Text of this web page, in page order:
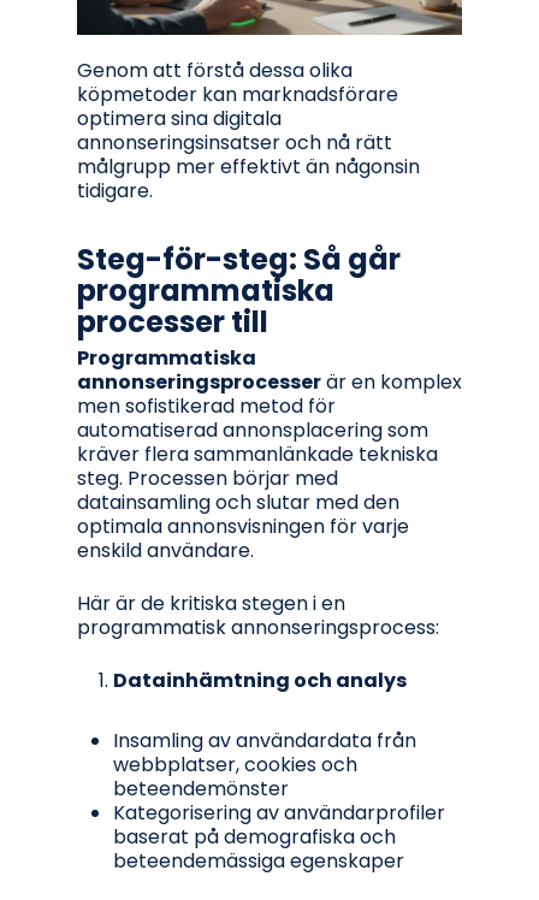
Genom att förstå dessa olika
köpmetoder kan marknadsförare
optimera sina digitala
annonseringsinsatser och nå rätt
målgrupp mer effektivt än någonsin
tidigare.
Steg-för-steg: Så går
programmatiska
processer till
Programmatiska
annonseringsprocesserär en komplex
men sofistikerad metod för
automatiserad annonsplacering som
kräver flera sammanlänkade tekniska
steg. Processen börjar med
datainsamling och slutar med den
optimala annonsvisningen för varje
enskild användare.
Här är de kritiska stegen i en
programmatisk annonseringsprocess:
Datainhämtning och analys
Insamling av användardata från
webbplatser, cookies och
beteendemönster
Kategorisering av användarprofiler
baserat på demografiska och
beteendemässiga egenskaper